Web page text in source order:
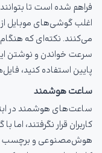
فراهم شده است تا
می‌کنند. نکته‌ای که
سرعت خواندن و نوشتن
پایین استفاده کنید،
ساعت هوشمند
ساعت‌های هوشمند در
کاربران قرار نگرفتند،
هوش‌مصنوعی و برچسب